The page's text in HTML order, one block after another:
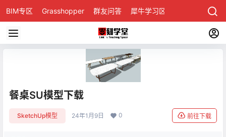
BIM专区 Grasshopper 群友问答 犀牛学习区
餐桌SU模型下载
SketchUp模型 24年1月9日 0 前往下载